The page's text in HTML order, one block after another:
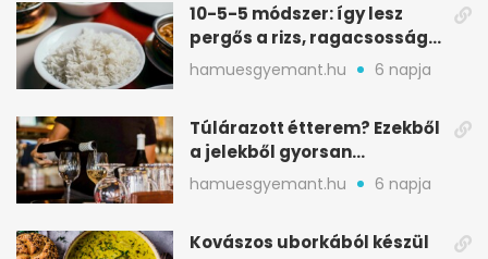
10-5-5 módszer: így lesz
pergős a rizs, ragacsosság
nélkül
hamuesgyemant.hu 6 napja
Túlárazott étterem? Ezekből
a jelekből gyorsan
észreveheted
hamuesgyemant.hu 6 napja
Kovászos uborkából készül